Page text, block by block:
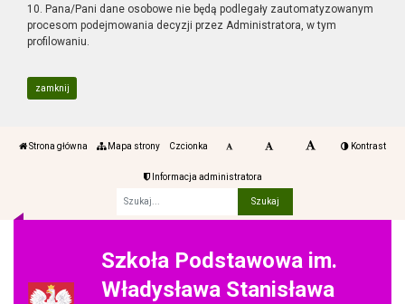
10. Pana/Pani dane osobowe nie będą podlegały zautomatyzowanym
procesom podejmowania decyzji przez Administratora, w tym
profilowaniu.
zamknij
Strona główna Mapa strony Czcionka Kontrast
Informacja administratora
Szkoła Podstawowa im.
Władysława Stanisława